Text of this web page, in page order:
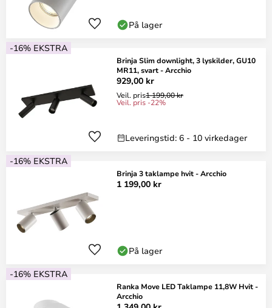
På lager
-16% EKSTRA
Brinja Slim downlight, 3 lyskilder, GU10
MR11, svart - Arcchio
929,00 kr
Veil. pris1 199,00 kr
Veil. pris -22%
Leveringstid: 6 - 10 virkedager
-16% EKSTRA
Brinja 3 taklampe hvit - Arcchio
1 199,00 kr
På lager
-16% EKSTRA
Ranka Move LED Taklampe 11,8W Hvit -
Arcchio